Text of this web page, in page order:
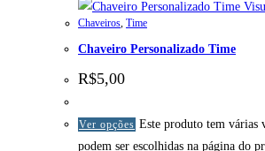
Chaveiros Time
Chaveiro Personalizado Time
R$5,00
Ver opções Este produto tem várias
podem ser escolhidas na página do